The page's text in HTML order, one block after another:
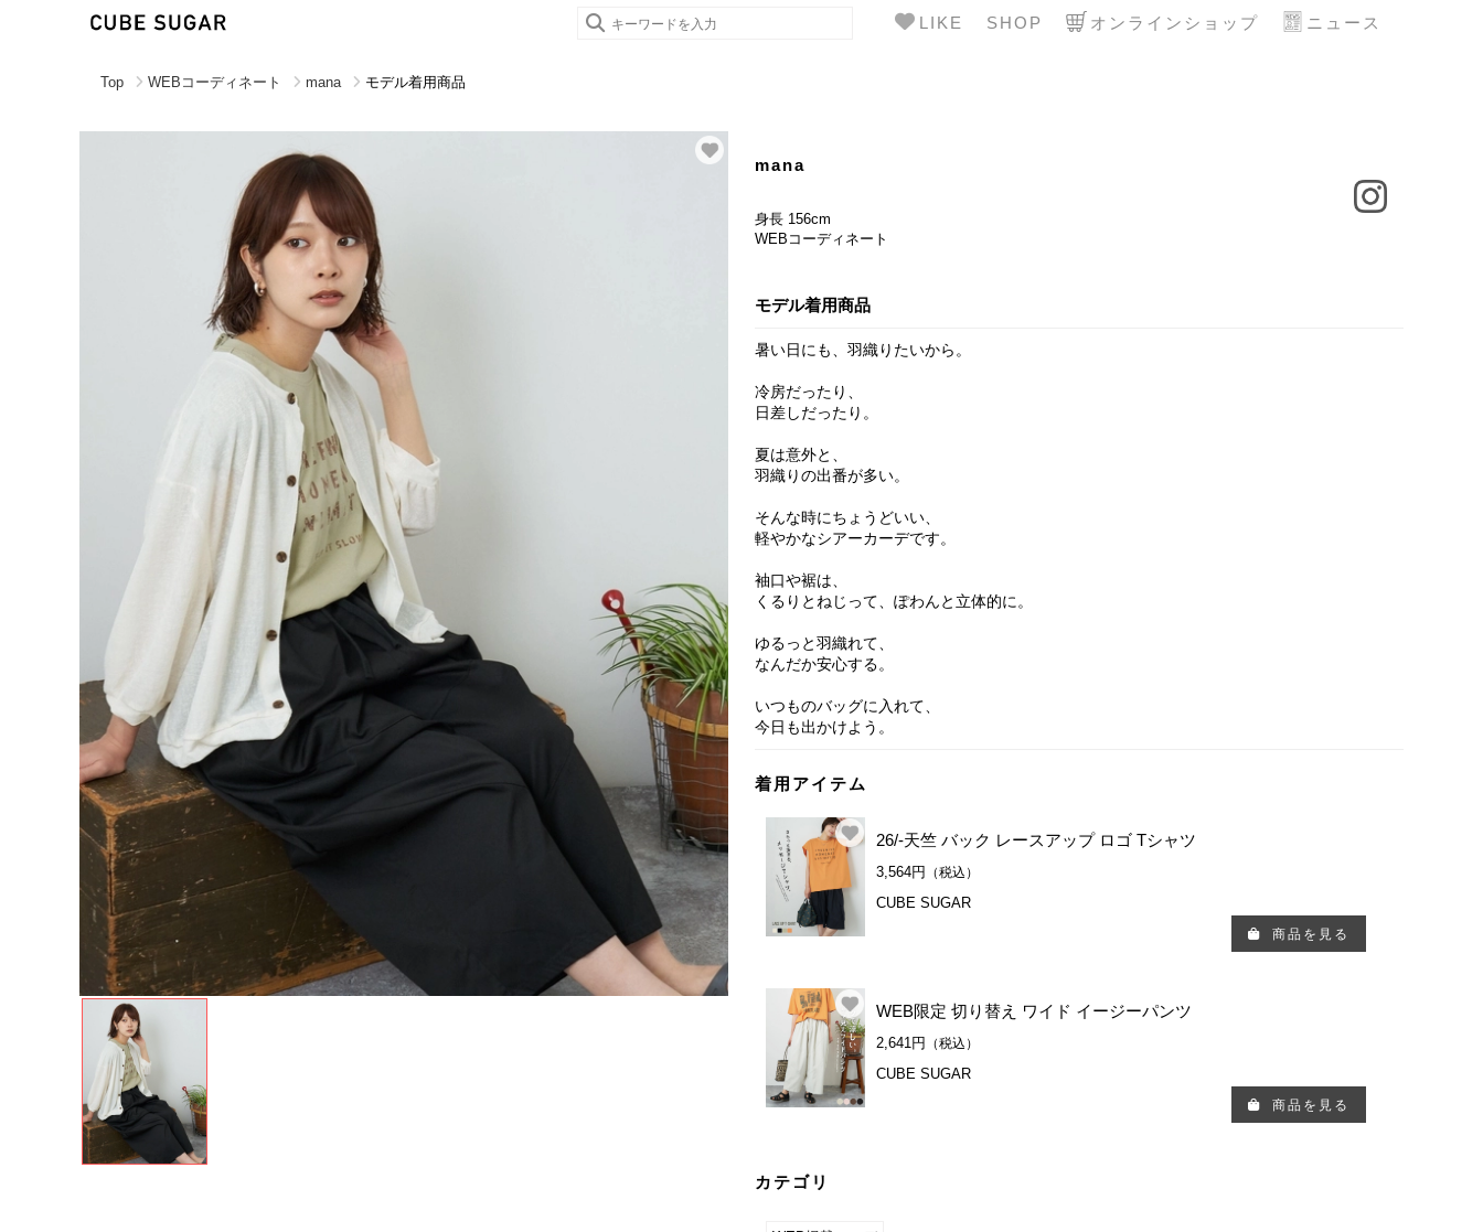
LIKE SHOP オンラインショップ ニュース
Top WEBコーディネート mana モデル着用商品
mana
身長 156cm
WEBコーディネート
モデル着用商品
暑い日にも、羽織りたいから。
冷房だったり、
日差しだったり。
夏は意外と、
羽織りの出番が多い。
そんな時にちょうどいい、
軽やかなシアーカーデです。
袖口や裾は、
くるりとねじって、ぽわんと立体的に。
ゆるっと羽織れて、
なんだか安心する。
いつものバッグに入れて、
今日も出かけよう。
着用アイテム
26/-天竺 バック レースアップ ロゴ Tシャツ
3,564円 （税込）
CUBE SUGAR
商品を見る
WEB限定 切り替え ワイド イージーパンツ
2,641円 （税込）
CUBE SUGAR
商品を見る
カテゴリ